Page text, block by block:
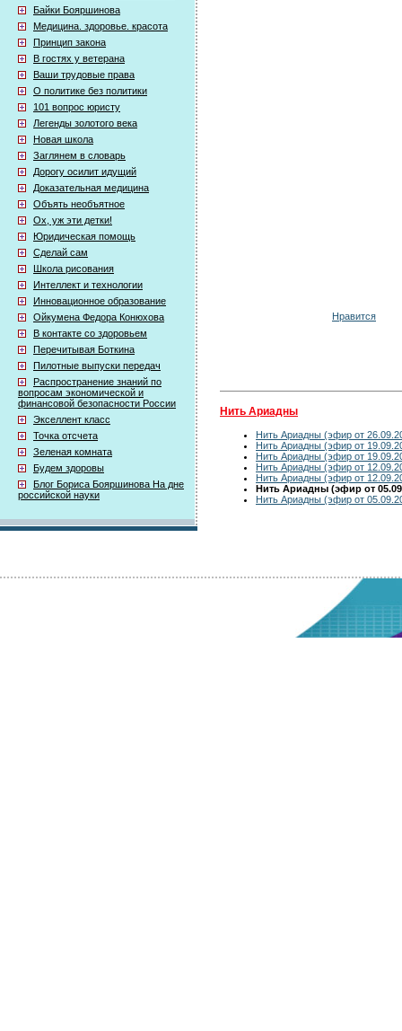
Байки Бояршинова
Медицина. здоровье. красота
Принцип закона
В гостях у ветерана
Ваши трудовые права
О политике без политики
101 вопрос юристу
Легенды золотого века
Новая школа
Заглянем в словарь
Дорогу осилит идущий
Доказательная медицина
Объять необъятное
Ох, уж эти детки!
Юридическая помощь
Сделай сам
Школа рисования
Интеллект и технологии
Инновационное образование
Ойкумена Федора Конюхова
В контакте со здоровьем
Перечитывая Боткина
Пилотные выпуски передач
Распространение знаний по
вопросам экономической и
финансовой безопасности России
Экселлент класс
Точка отсчета
Зеленая комната
Будем здоровы
Блог Бориса Бояршинова На дне
российской науки
Нравится
Нить Ариадны
Нить Ариадны (эфир от
Нить Ариадны (эфир от
Нить Ариадны (эфир от
Нить Ариадны (эфир от
Нить Ариадны (эфир от
Нить Ариадны (эфир от
Нить Ариадны (эфир от